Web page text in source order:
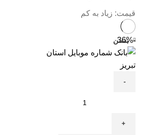
قیمت: زیاد به کم
-36% بستن